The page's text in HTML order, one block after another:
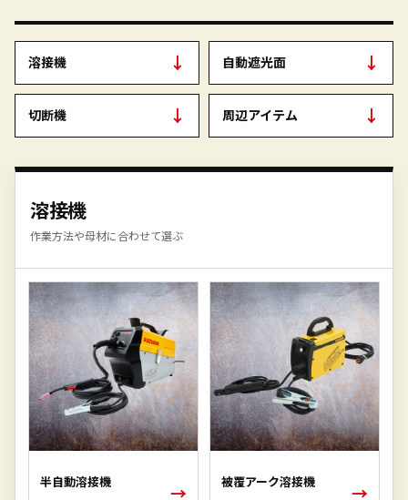
溶接機 ↓ 自動遮光面 ↓
切断機 ↓ 周辺アイテム ↓
溶接機
作業方法や母材に合わせて選ぶ
半自動溶接機 → 被覆アーク溶接機 →